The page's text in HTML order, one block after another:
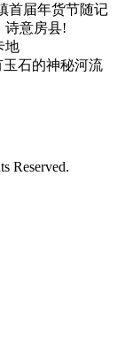
首届年货节随记
诗意房县!
地
石的神秘河流
Reserved.